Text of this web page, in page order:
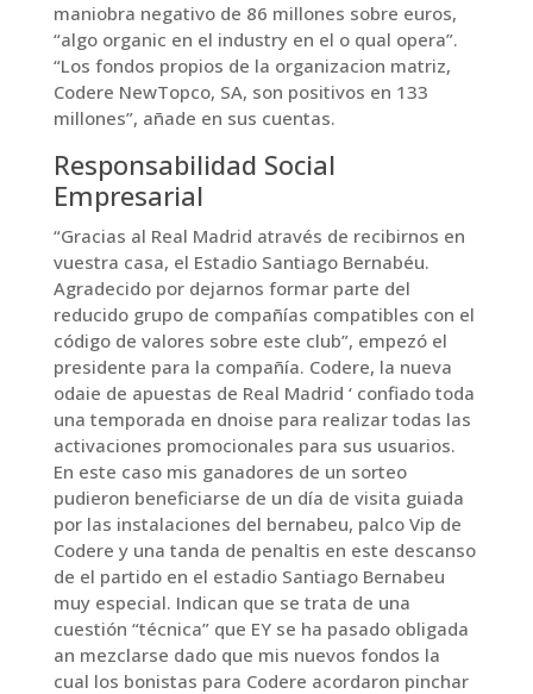
maniobra negativo de 86 millones sobre euros,
“algo organic en el industry en el o qual opera”.
“Los fondos propios de la organizacion matriz,
Codere NewTopco, SA, son positivos en 133
millones”, añade en sus cuentas.
Responsabilidad Social
Empresarial
“Gracias al Real Madrid através de recibirnos en
vuestra casa, el Estadio Santiago Bernabéu.
Agradecido por dejarnos formar parte del
reducido grupo de compañías compatibles con el
código de valores sobre este club”, empezó el
presidente para la compañía. Codere, la nueva
odaie de apuestas de Real Madrid ‘ confiado toda
una temporada en dnoise para realizar todas las
activaciones promocionales para sus usuarios.
En este caso mis ganadores de un sorteo
pudieron beneficiarse de un día de visita guiada
por las instalaciones del bernabeu, palco Vip de
Codere y una tanda de penaltis en este descanso
de el partido en el estadio Santiago Bernabeu
muy especial. Indican que se trata de una
cuestión “técnica” que EY se ha pasado obligada
an mezclarse dado que mis nuevos fondos la
cual los bonistas para Codere acordaron pinchar